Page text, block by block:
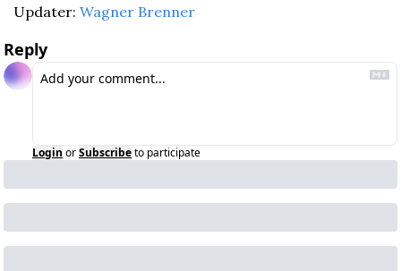
Updater: Wagner Brenner
Reply
Login orSubscribeto participate